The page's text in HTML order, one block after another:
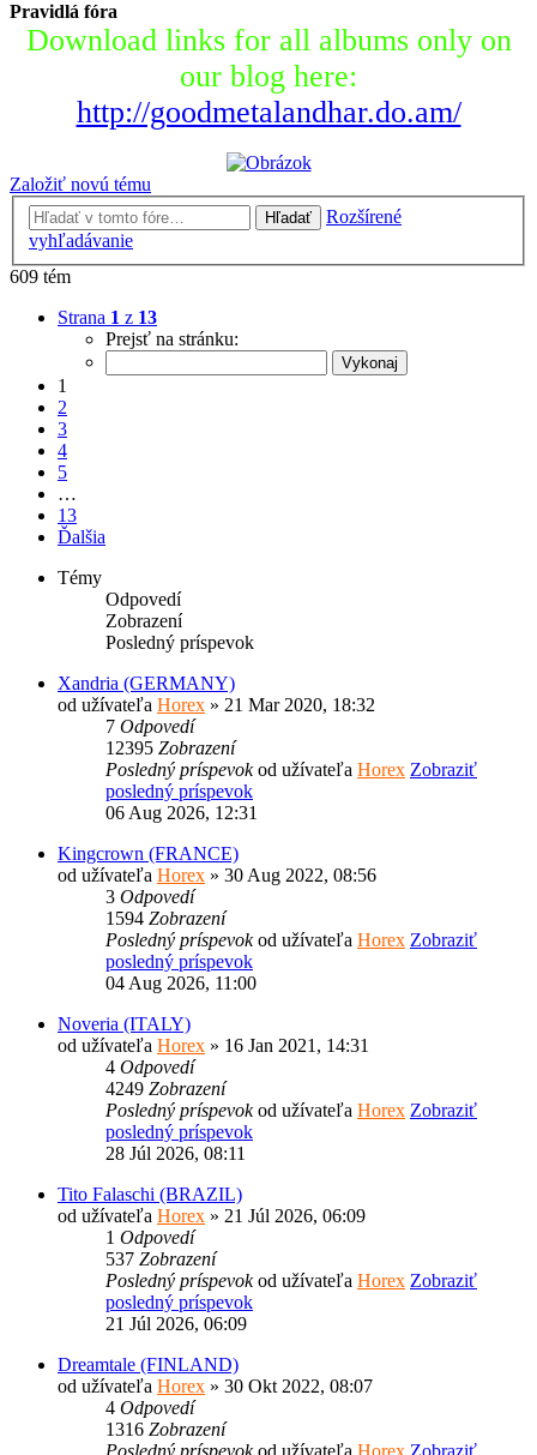
Pravidlá fóra
Download links for all albums only on
our blog here:
http://goodmetalandhar.do.am/
Založiť novú tému
Hľadať
Rozšírené
vyhľadávanie
609 tém
Strana 1 z 13
Prejsť na stránku:
1
2
3
4
5
…
13
Ďalšia
Témy
Odpovedí
Zobrazení
Posledný príspevok
Xandria (GERMANY)
od užívateľa Horex » 21 Mar 2020, 18:32
7 Odpovedí
12395 Zobrazení
Posledný príspevokod užívateľa Horex Zobraziť
posledný príspevok
06 Aug 2026, 12:31
Kingcrown (FRANCE)
od užívateľa Horex » 30 Aug 2022, 08:56
3 Odpovedí
1594 Zobrazení
Posledný príspevokod užívateľa Horex Zobraziť
posledný príspevok
04 Aug 2026, 11:00
Noveria (ITALY)
od užívateľa Horex » 16 Jan 2021, 14:31
4 Odpovedí
4249 Zobrazení
Posledný príspevokod užívateľa Horex Zobraziť
posledný príspevok
28 Júl 2026, 08:11
Tito Falaschi (BRAZIL)
od užívateľa Horex » 21 Júl 2026, 06:09
1 Odpovedí
537 Zobrazení
Posledný príspevokod užívateľa Horex Zobraziť
posledný príspevok
21 Júl 2026, 06:09
Dreamtale (FINLAND)
od užívateľa Horex » 30 Okt 2022, 08:07
4 Odpovedí
1316 Zobrazení
Posledný príspevokod užívateľa Horex Zobraziť